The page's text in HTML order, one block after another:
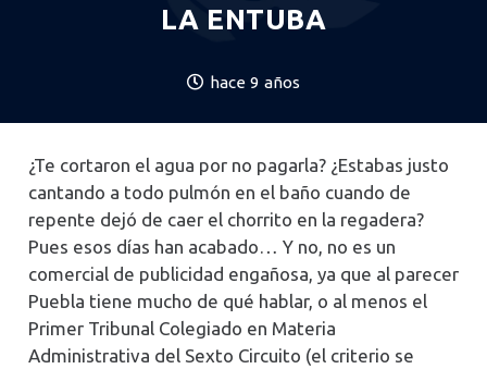
LA ENTUBA
hace 9 años
¿Te cortaron el agua por no pagarla? ¿Estabas justo
cantando a todo pulmón en el baño cuando de
repente dejó de caer el chorrito en la regadera?
Pues esos días han acabado… Y no, no es un
comercial de publicidad engañosa, ya que al parecer
Puebla tiene mucho de qué hablar, o al menos el
Primer Tribunal Colegiado en Materia
Administrativa del Sexto Circuito (el criterio se